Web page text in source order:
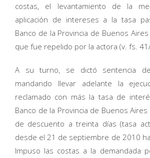
costas, el levantamiento de la
aplicación de intereses a la tasa
Banco de la Provincia de Buenos
que fue repelido por la actora (v. fs.
A su turno, se dictó sentencia
mandando llevar adelante la
reclamado con más la tasa de
Banco de la Provincia de Buenos
de descuento a treinta días (tasa
desde el 21 de septiembre de 2010
Impuso las costas a la demandada